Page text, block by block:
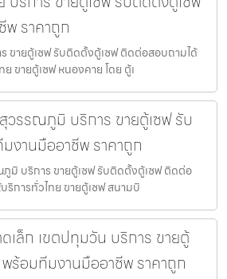
ราคาถูก
ขายตู้เซฟ รับติดตั้งตู้เซฟ ติดต่อสอบถามได้
ขายตู้เซฟ หนองคาย โดย ตู้เ
วรรณภูมิ บริการ ขายตู้เซฟ รับ
งานมืออาชีพ ราคาถูก
มิ บริการ ขายตู้เซฟ รับติดตั้งตู้เซฟ ติดต่อ
การทั่วไทย ขายตู้เซฟ สนามบิ
เล็ก เขตปทุมวัน บริการ ขายตู้
ร้อมทีมงานมืออาชีพ ราคาถูก